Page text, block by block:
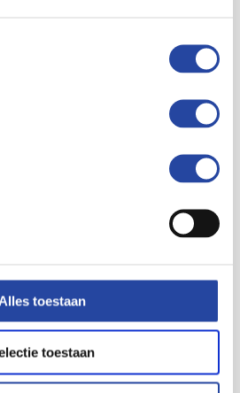
Alles toestaan
toestaan
bestaat in 2025 uit
Duurzaam B.V. te Driezum,
Faber-Wijnberg
Installatietechniek te Groningen en
hoogte
de ontwikkelingen bij Damstra